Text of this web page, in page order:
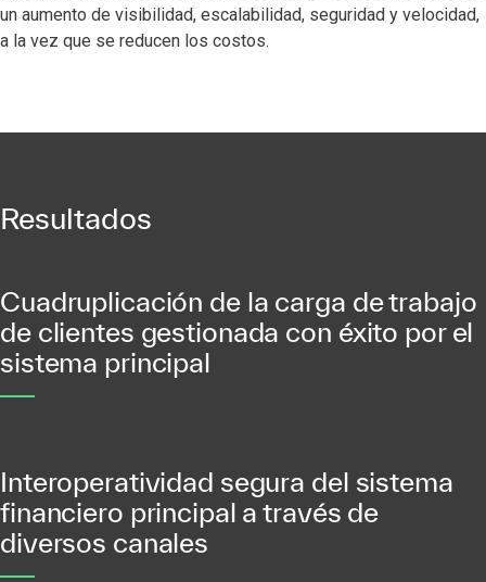
un aumento de visibilidad, escalabilidad, seguridad y velocidad,
a la vez que se reducen los costos.
Resultados
Cuadruplicación de la carga de trabajo
de clientes gestionada con éxito por el
sistema principal
Interoperatividad segura del sistema
financiero principal a través de
diversos canales